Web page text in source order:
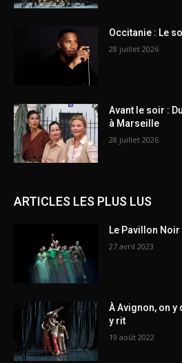
Occitanie : Le
28 juillet 2026
Avant le soir :
à Marseille
28 juillet 2026
ARTICLES LES PLUS LUS
Le Pavillon
27 avril 2023
À Avignon, on y
y rit
19 août 2022